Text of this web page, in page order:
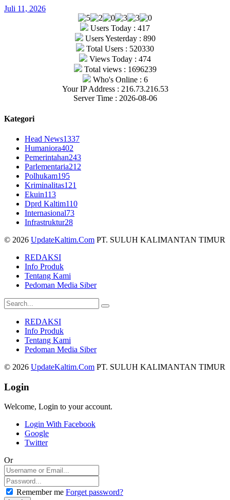
Juli 11, 2026
Users Today : 417
Users Yesterday : 890
Total Users : 520330
Views Today : 474
Total views : 1696239
Who's Online : 6
Your IP Address : 216.73.216.53
Server Time : 2026-08-06
Kategori
Head News1337
Humaniora402
Pemerintahan243
Parlementaria212
Polhukam195
Kriminalitas121
Ekuin113
Dprd Kaltim110
Internasional73
Infrastruktur28
© 2026 UpdateKaltim.Com PT. SULUH KALIMANTAN TIMUR
REDAKSI
Info Produk
Tentang Kami
Pedoman Media Siber
REDAKSI
Info Produk
Tentang Kami
Pedoman Media Siber
© 2026 UpdateKaltim.Com PT. SULUH KALIMANTAN TIMUR
Login
Welcome, Login to your account.
Login With Facebook
Google
Twitter
Or
Remember me Forget password?